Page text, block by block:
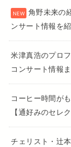
角野未来の
ンサート情報を
米津真浩のプロ
コンサート情報
コーヒー時間が
【通好みのセレ
チェリスト・辻